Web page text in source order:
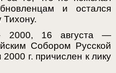
и остался
2000, 16 августа —
Собором Русской
г. причислен к лику